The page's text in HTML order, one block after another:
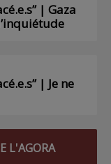
| Gaza
| Je ne
L'AGORA